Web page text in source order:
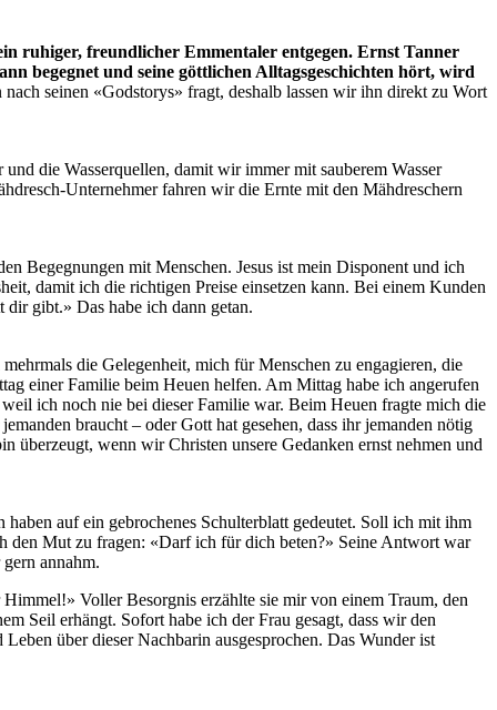
ruhiger, freundlicher Emmentaler entgegen. Ernst Tanner
begegnet und seine göttlichen Alltagsgeschichten hört, wird
seinen «Godstorys» fragt, deshalb lassen wir ihn direkt zu Wort
die Wasserquellen, damit wir immer mit sauberem Wasser
Unternehmer fahren wir die Ernte mit den Mähdreschern
Begegnungen mit Menschen. Jesus ist mein Disponent und ich
damit ich die richtigen Preise einsetzen kann. Bei einem Kunden
gibt.» Das habe ich dann getan.
die Gelegenheit, mich für Menschen zu engagieren, die
einer Familie beim Heuen helfen. Am Mittag habe ich angerufen
ich noch nie bei dieser Familie war. Beim Heuen fragte mich die
braucht – oder Gott hat gesehen, dass ihr jemanden nötig
überzeugt, wenn wir Christen unsere Gedanken ernst nehmen und
auf ein gebrochenes Schulterblatt gedeutet. Soll ich mit ihm
den Mut zu fragen: «Darf ich für dich beten?» Seine Antwort war
annahm.
Voller Besorgnis erzählte sie mir von einem Traum, den
Seil erhängt. Sofort habe ich der Frau gesagt, dass wir den
über dieser Nachbarin ausgesprochen. Das Wunder ist